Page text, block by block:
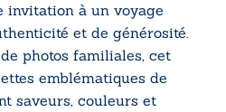
invitation à un voyage
et de générosité.
photos familiales, cet
emblématiques de
saveurs, couleurs et